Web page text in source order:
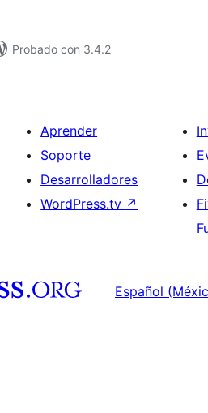
Probado con 3.4.2
Aprender
Soporte
Desarrolladores
WordPress.tv ↗
Español